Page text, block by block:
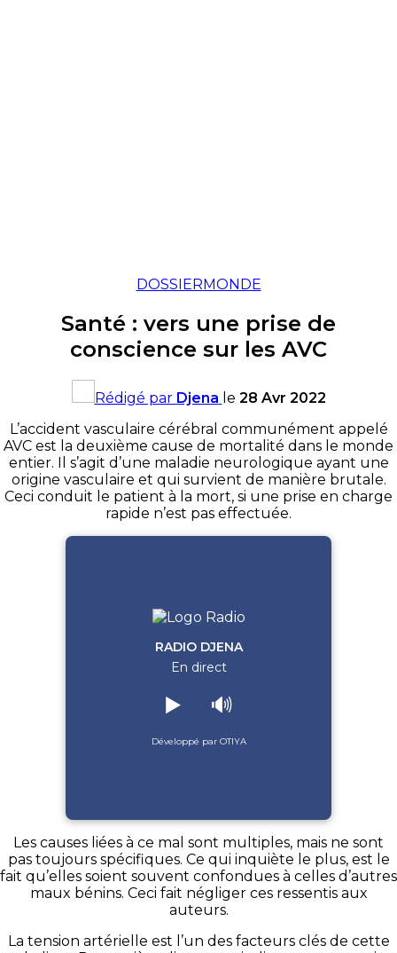
DOSSIERMONDE
Santé : vers une prise de
conscience sur les AVC
Rédigé par Djena le 28 Avr 2022
L’accident vasculaire cérébral communément appelé
AVC est la deuxième cause de mortalité dans le monde
entier. Il s’agit d’une maladie neurologique ayant une
origine vasculaire et qui survient de manière brutale.
Ceci conduit le patient à la mort, si une prise en charge
rapide n’est pas effectuée.
RADIO DJENA
En direct
▶️ 🔊
Développé par OTIYA
Les causes liées à ce mal sont multiples, mais ne sont
pas toujours spécifiques. Ce qui inquiète le plus, est le
fait qu’elles soient souvent confondues à celles d’autres
maux bénins. Ceci fait négliger ces ressentis aux
auteurs.
La tension artérielle est l’un des facteurs clés de cette